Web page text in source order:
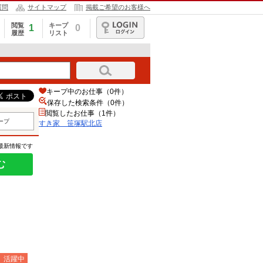
問 サイトマップ 掲載ご希望のお客様へ
閲覧
履歴
1
キープ
リスト
0
ログイン
プ
新情報です
活躍中
キープ中のお仕事（0件）
保存した検索条件（0件）
閲覧したお仕事（1件）
すき家 笹塚駅北店